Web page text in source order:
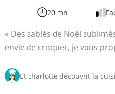
20 mn
Des sablés de Noël
envie de croquer, je vous
d'année, rien de tel que ces
Et charlotte découvrit la